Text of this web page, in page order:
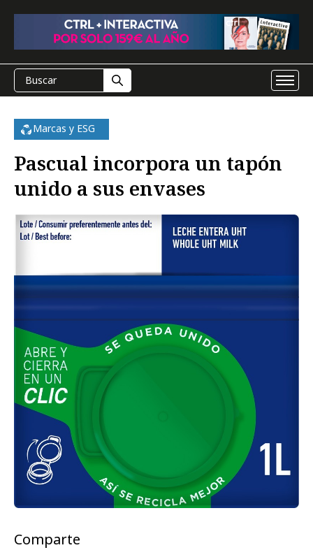
Marcas y ESG
Pascual incorpora un tapón
unido a sus envases
Comparte